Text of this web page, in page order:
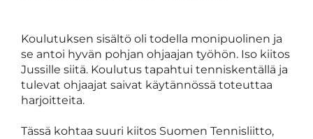
Koulutuksen sisältö oli todella monipuolinen ja
se antoi hyvän pohjan ohjaajan työhön. Iso kiitos
Jussille siitä. Koulutus tapahtui tenniskentällä ja
tulevat ohjaajat saivat käytännössä toteuttaa
harjoitteita.
Tässä kohtaa suuri kiitos Suomen Tennisliitto,